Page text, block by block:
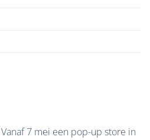
7 mei een pop-up store in